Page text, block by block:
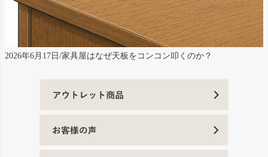
2026年6月17日/家具屋はなぜ天板をコンコン叩くのか？